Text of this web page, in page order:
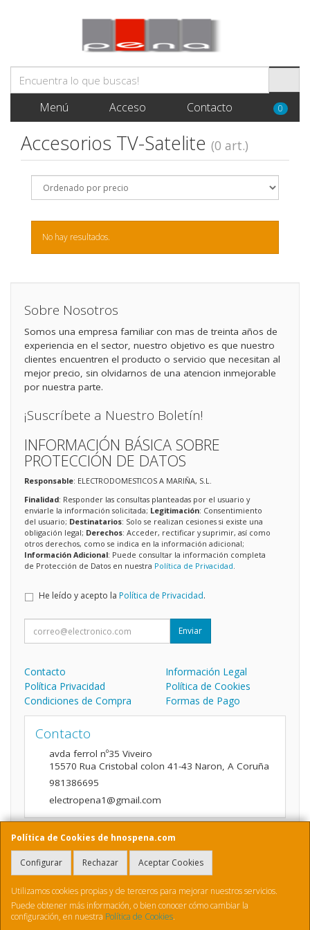
Menú Acceso Contacto 0
Accesorios TV-Satelite (0 art.)
No hay resultados.
Política de Cookies de hnospena.com
Configurar Rechazar Aceptar Cookies
Utilizamos cookies propias y de terceros para mejorar nuestros servicios.
Puede obtener más información, o bien conocer cómo cambiar la
configuración, en nuestra Política de Cookies.
Sobre Nosotros
Somos una empresa familiar con mas de treinta años de
experiencia en el sector, nuestro objetivo es que nuestro
clientes encuentren el producto o servicio que necesitan al
mejor precio, sin olvidarnos de una atencion inmejorable
por nuestra parte.
¡Suscríbete a Nuestro Boletín!
INFORMACIÓN BÁSICA SOBRE
PROTECCIÓN DE DATOS
Responsable: ELECTRODOMESTICOS A MARIÑA, S.L.
Finalidad: Responder las consultas planteadas por el usuario y
enviarle la información solicitada; Legitimación: Consentimiento
del usuario; Destinatarios: Solo se realizan cesiones si existe una
obligación legal; Derechos: Acceder, rectificar y suprimir, así como
otros derechos, como se indica en la información adicional;
Información Adicional: Puede consultar la información completa
de Protección de Datos en nuestra Política de Privacidad
He leído y acepto la Política de Privacidad.
Enviar
Contacto
Información Legal
Política Privacidad
Política de Cookies
Condiciones de Compra
Formas de Pago
Contacto
avda ferrol nº35 Viveiro
15570 Rua Cristobal colon 41-43 Naron, A Coruña
981386695
electropena1@gmail.com
Horario
9:00 a 14:00 y de 16:00 A 20:00
, , , , España. - C.I.F.: B70410436 - Tfno: